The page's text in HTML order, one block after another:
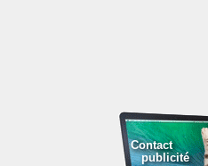
Contact
publicité